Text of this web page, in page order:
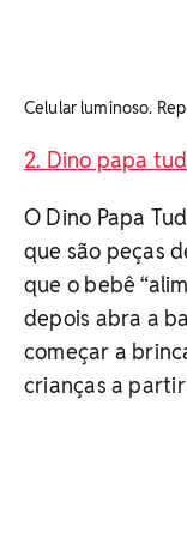
Celular luminoso.
2. Dino papa
O Dino Papa
que são peças
que o bebê
depois abra a
começar a
crianças a partir